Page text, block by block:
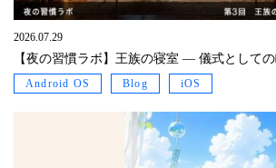
2026.07.29
【夜の習慣ラボ】王族の寝室 ― 儀式としての
Android OS Blog iOS